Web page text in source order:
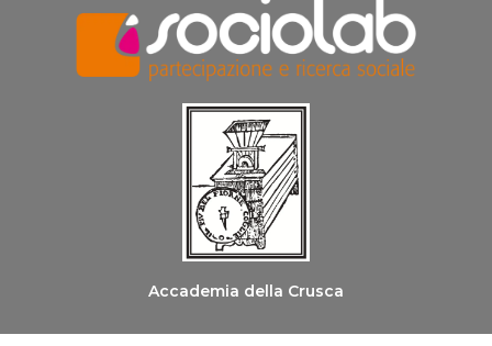
Accademia della Crusca